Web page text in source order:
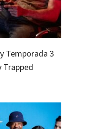
Temporada 3
Trapped